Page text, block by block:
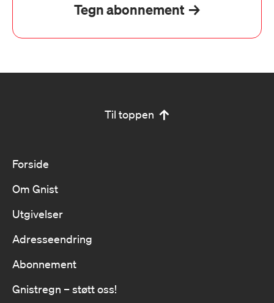
Tegn abonnement
Til toppen
Forside
Om Gnist
Utgivelser
Adresseendring
Abonnement
Gnistregn – støtt oss!